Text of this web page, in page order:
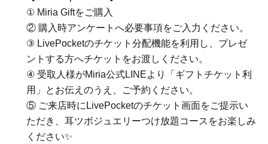
① Miria Giftをご購入
② 購入時アンケートへ必要事項をご入力ください。
③ LivePocketのチケット分配機能を利用し、プレゼ
ントする方へチケットをお渡しください。
④ 受取人様がMiria公式LINEより「ギフトチケット利
用」とお伝えのうえ、ご予約ください。
⑤ ご来店時にLivePocketのチケット画面をご提示い
ただき、耳ツボジュエリーつけ放題コースをお楽しみ
ください✨